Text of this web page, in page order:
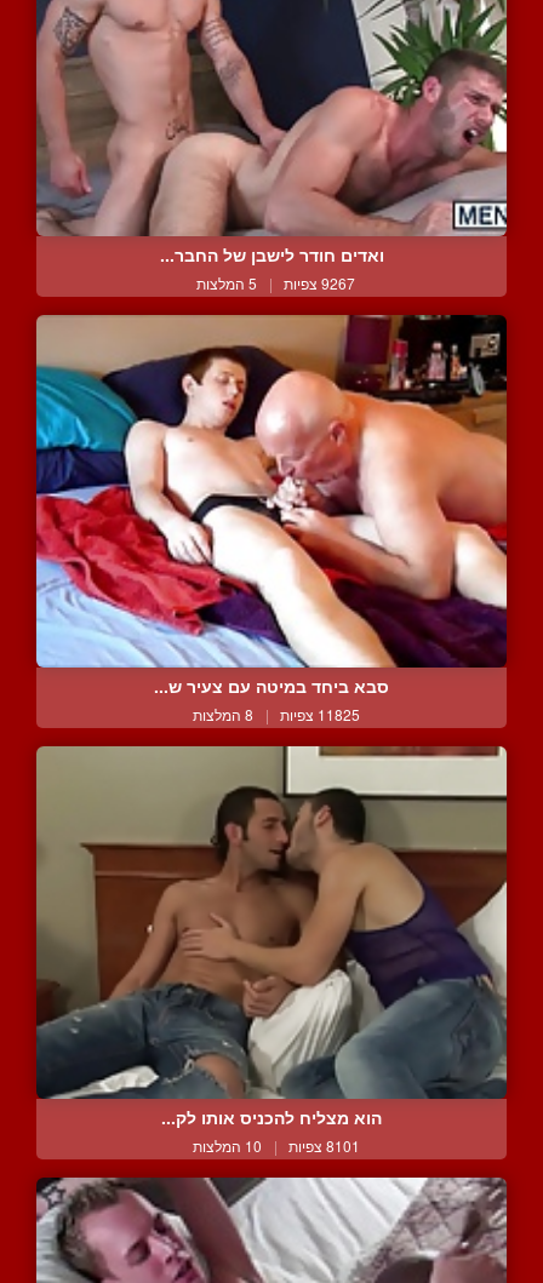
ואדים חודר לישבן של החבר...
9267 צפיות | 5 המלצות
סבא ביחד במיטה עם צעיר ש...
11825 צפיות | 8 המלצות
הוא מצליח להכניס אותו לק...
8101 צפיות | 10 המלצות